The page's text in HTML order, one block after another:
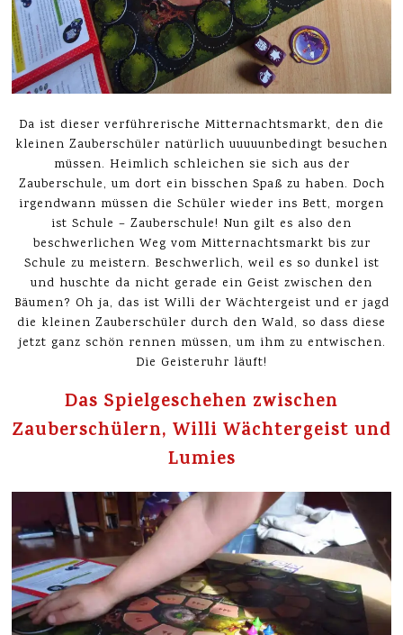
Da ist dieser verführerische Mitternachtsmarkt, den die
kleinen Zauberschüler natürlich uuuuunbedingt besuchen
müssen. Heimlich schleichen sie sich aus der
Zauberschule, um dort ein bisschen Spaß zu haben. Doch
irgendwann müssen die Schüler wieder ins Bett, morgen
ist Schule – Zauberschule! Nun gilt es also den
beschwerlichen Weg vom Mitternachtsmarkt bis zur
Schule zu meistern. Beschwerlich, weil es so dunkel ist
und huschte da nicht gerade ein Geist zwischen den
Bäumen? Oh ja, das ist Willi der Wächtergeist und er jagd
die kleinen Zauberschüler durch den Wald, so dass diese
jetzt ganz schön rennen müssen, um ihm zu entwischen.
Die Geisteruhr läuft!
Das Spielgeschehen zwischen
Zauberschülern, Willi Wächtergeist und
Lumies